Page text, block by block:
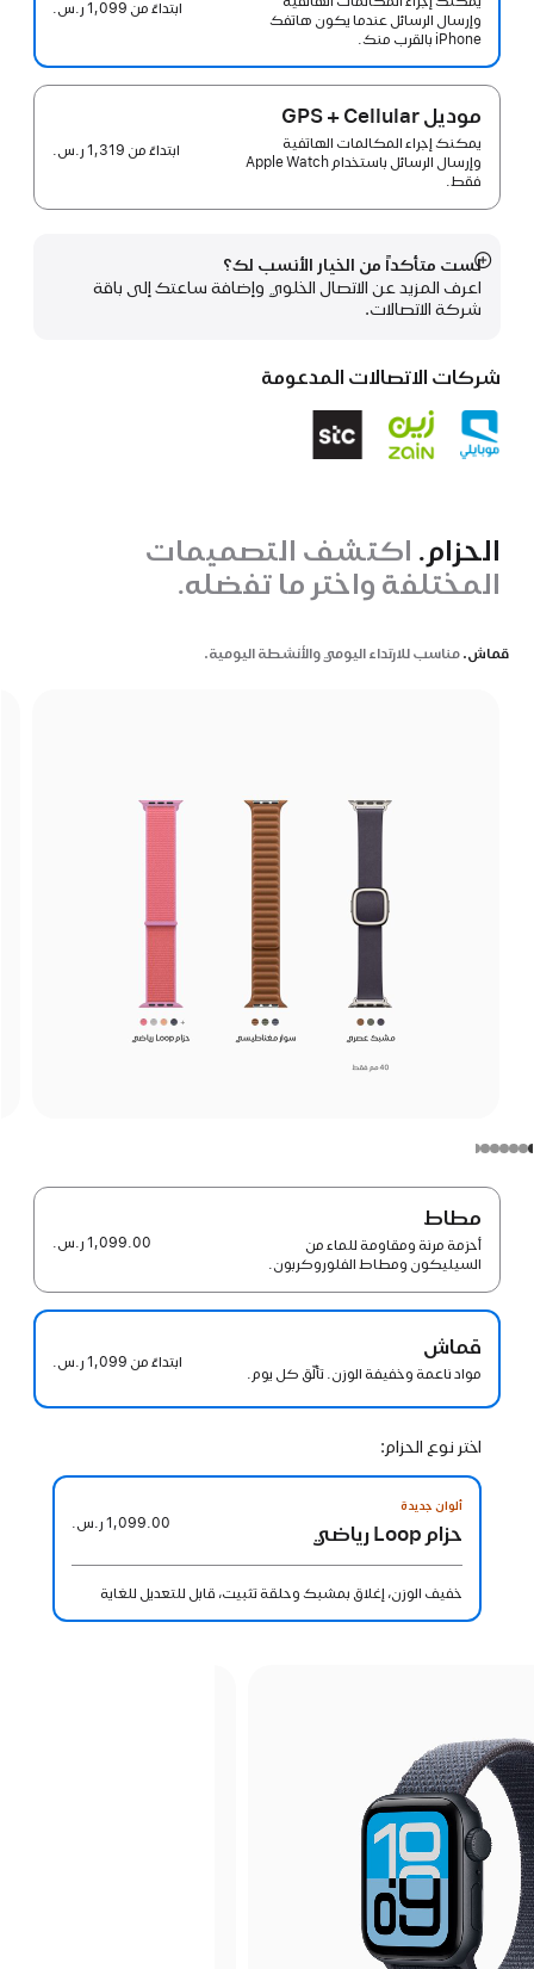
وإرسال الرسائل عندما يكون هاتفك
iPhone بالقرب منك.
ابتداءً من 1,099 ر.س.‏
موديل GPS + Cellular
يمكنك إجراء المكالمات الهاتفية
وإرسال الرسائل باستخدام Apple Watch
فقط.
ابتداءً من 1,319 ر.س.‏
لست متأكداً من الخيار الأنسب لك؟
اعرف المزيد عن الاتصال الخلوي وإضافة ساعتك إلى باقة
شركة الاتصالات.
عرض
المزيد
شركات الاتصالات المدعومة
الحزام. اكتشف التصميمات
المختلفة واختر ما تفضله.
قماش. مناسب للارتداء اليومي والأنشطة اليومية.
مطاط
أحزمة مرنة ومقاومة للماء من
السيليكون ومطاط الفلوروكربون.
1,099.00 ر.س.‏
قماش
مواد ناعمة وخفيفة الوزن. تألّق كل يوم.
ابتداءً من 1,099 ر.س.‏
اختر نوع الحزام:
ألوان جديدة
حزام Loop رياضي 1,099.00 ر.س.‏
خفيف الوزن، إغلاق بمشبك وحلقة تثبيت، قابل للتعديل للغاية